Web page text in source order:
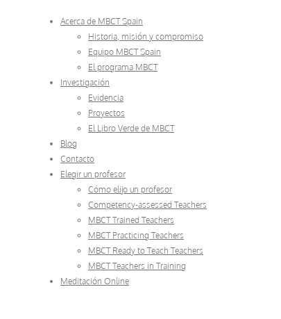
Acerca de MBCT Spain
Historia, misión y compromiso
Equipo MBCT Spain
El programa MBCT
Investigación
Evidencia
Proyectos
El Libro Verde de MBCT
Blog
Contacto
Elegir un profesor
Cómo elijo un profesor
Competency-assessed Teachers
MBCT Trained Teachers
MBCT Practicing Teachers
MBCT Ready to Teach Teachers
MBCT Teachers in Training
Meditación Online